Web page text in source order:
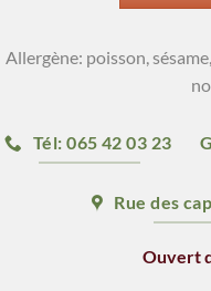
Allergène: poisson,
Tél: 065 42 03 23
Rue des
Ouvert